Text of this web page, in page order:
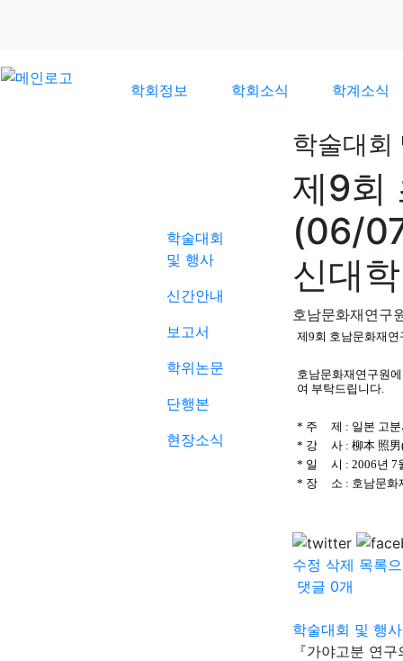
학회정보 학회소식 학계소식
학술대회
및 행사
신간안내
보고서
학위논문
단행본
현장소식
학술대회
제9회
(06/
신대
호남문화재연구
제9회 호남문화재
호남문화재연구원
여 부탁드립니다.
* 주 제 : 일본 고분
* 강 사 : 柳本 照男(
* 일 시 : 2006년 7
* 장 소 : 호남문화
수정 삭제 목록
댓글 0개
학술대회 및 행사
『가야고분 연